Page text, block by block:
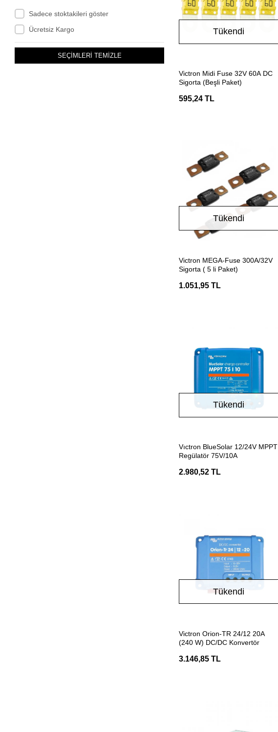
Sadece stoktakileri göster
Ücretsiz Kargo
SEÇİMLERİ TEMİZLE
Tükendi
Victron Midi Fuse 32V 60A DC
Sigorta (Beşli Paket)
595,24 TL
Tükendi
Victron MEGA-Fuse 300A/32V
Sigorta ( 5 li Paket)
1.051,95 TL
Tükendi
Vıctron BlueSolar 12/24V MPPT
Regülatör 75V/10A
2.980,52 TL
Tükendi
Victron Orion-TR 24/12 20A
(240 W) DC/DC Konvertör
3.146,85 TL